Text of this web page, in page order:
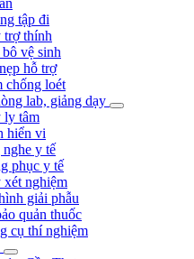
tập đi
trợ thính
vệ sinh
hỗ trợ
chống loét
lab, giảng dạy
ly tâm
hiển vi
y tế
phục y tế
xét nghiệm
giải phẫu
quản thuốc
cụ thí nghiệm